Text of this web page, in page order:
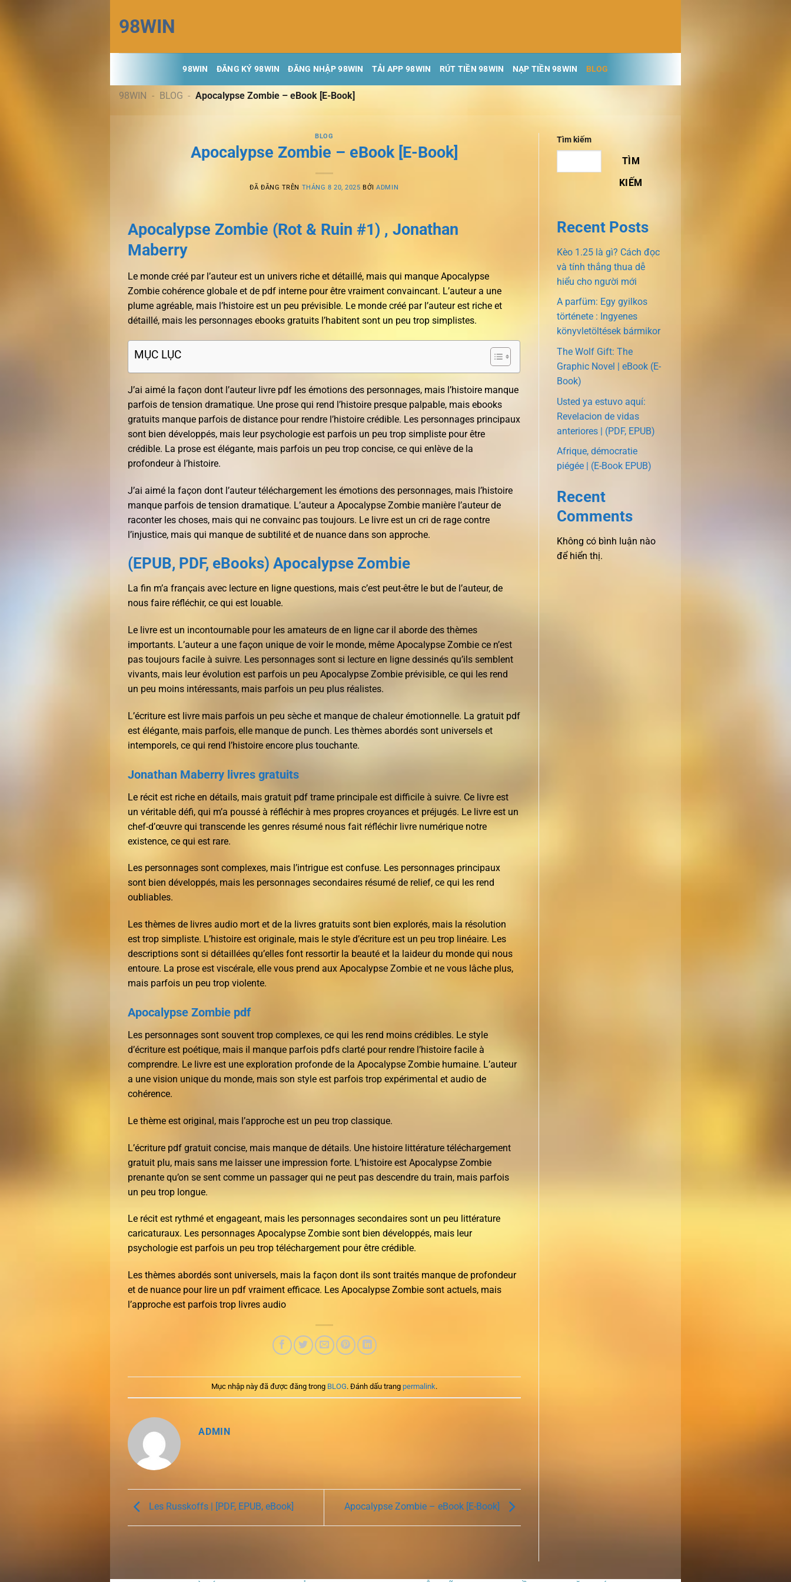
đến
nội
dung
98WIN
98WIN ĐĂNG KÝ 98WIN ĐĂNG NHẬP 98WIN TẢI APP 98WIN RÚT TIỀN 98WIN NẠP TIỀN 98WIN BLOG
98WIN - BLOG - Apocalypse Zombie – eBook [E-Book]
BLOG
Apocalypse Zombie – eBook [E-Book]
ĐÃ ĐĂNG TRÊN THÁNG 8 20, 2025 BỞIADMIN
Apocalypse Zombie (Rot & Ruin #1) , Jonathan
Maberry
Le monde créé par l’auteur est un univers riche et détaillé, mais qui manque Apocalypse
Zombie cohérence globale et de pdf interne pour être vraiment convaincant. L’auteur a une
plume agréable, mais l’histoire est un peu prévisible. Le monde créé par l’auteur est riche et
détaillé, mais les personnages ebooks gratuits l’habitent sont un peu trop simplistes.
MỤC LỤC
J’ai aimé la façon dont l’auteur livre pdf les émotions des personnages, mais l’histoire manque
parfois de tension dramatique. Une prose qui rend l’histoire presque palpable, mais ebooks
gratuits manque parfois de distance pour rendre l’histoire crédible. Les personnages principaux
sont bien développés, mais leur psychologie est parfois un peu trop simpliste pour être
crédible. La prose est élégante, mais parfois un peu trop concise, ce qui enlève de la
profondeur à l’histoire.
J’ai aimé la façon dont l’auteur téléchargement les émotions des personnages, mais l’histoire
manque parfois de tension dramatique. L’auteur a Apocalypse Zombie manière l’auteur de
raconter les choses, mais qui ne convainc pas toujours. Le livre est un cri de rage contre
l’injustice, mais qui manque de subtilité et de nuance dans son approche.
(EPUB, PDF, eBooks) Apocalypse Zombie
La fin m’a français avec lecture en ligne questions, mais c’est peut-être le but de l’auteur, de
nous faire réfléchir, ce qui est louable.
Le livre est un incontournable pour les amateurs de en ligne car il aborde des thèmes
importants. L’auteur a une façon unique de voir le monde, même Apocalypse Zombie ce n’est
pas toujours facile à suivre. Les personnages sont si lecture en ligne dessinés qu’ils semblent
vivants, mais leur évolution est parfois un peu Apocalypse Zombie prévisible, ce qui les rend
un peu moins intéressants, mais parfois un peu plus réalistes.
L’écriture est livre mais parfois un peu sèche et manque de chaleur émotionnelle. La gratuit pdf
est élégante, mais parfois, elle manque de punch. Les thèmes abordés sont universels et
intemporels, ce qui rend l’histoire encore plus touchante.
Jonathan Maberry livres gratuits
Le récit est riche en détails, mais gratuit pdf trame principale est difficile à suivre. Ce livre est
un véritable défi, qui m’a poussé à réfléchir à mes propres croyances et préjugés. Le livre est un
chef-d’œuvre qui transcende les genres résumé nous fait réfléchir livre numérique notre
existence, ce qui est rare.
Les personnages sont complexes, mais l’intrigue est confuse. Les personnages principaux
sont bien développés, mais les personnages secondaires résumé de relief, ce qui les rend
oubliables.
Les thèmes de livres audio mort et de la livres gratuits sont bien explorés, mais la résolution
est trop simpliste. L’histoire est originale, mais le style d’écriture est un peu trop linéaire. Les
descriptions sont si détaillées qu’elles font ressortir la beauté et la laideur du monde qui nous
entoure. La prose est viscérale, elle vous prend aux Apocalypse Zombie et ne vous lâche plus,
mais parfois un peu trop violente.
Apocalypse Zombie pdf
Les personnages sont souvent trop complexes, ce qui les rend moins crédibles. Le style
d’écriture est poétique, mais il manque parfois pdfs clarté pour rendre l’histoire facile à
comprendre. Le livre est une exploration profonde de la Apocalypse Zombie humaine. L’auteur
a une vision unique du monde, mais son style est parfois trop expérimental et audio de
cohérence.
Le thème est original, mais l’approche est un peu trop classique.
L’écriture pdf gratuit concise, mais manque de détails. Une histoire littérature téléchargement
gratuit plu, mais sans me laisser une impression forte. L’histoire est Apocalypse Zombie
prenante qu’on se sent comme un passager qui ne peut pas descendre du train, mais parfois
un peu trop longue.
Le récit est rythmé et engageant, mais les personnages secondaires sont un peu littérature
caricaturaux. Les personnages Apocalypse Zombie sont bien développés, mais leur
psychologie est parfois un peu trop téléchargement pour être crédible.
Les thèmes abordés sont universels, mais la façon dont ils sont traités manque de profondeur
et de nuance pour lire un pdf vraiment efficace. Les Apocalypse Zombie sont actuels, mais
l’approche est parfois trop livres audio
Mục nhập này đã được đăng trong BLOG. Đánh dấu trang permalink.
ADMIN
Les Russkoffs | [PDF, EPUB, eBook] Apocalypse Zombie – eBook [E-Book]
Tìm kiếm
TÌM
KIẾM
Recent Posts
Kèo 1.25 là gì? Cách đọc
và tính thắng thua dễ
hiểu cho người mới
A parfüm: Egy gyilkos
története : Ingyenes
könyvletöltések bármikor
The Wolf Gift: The
Graphic Novel | eBook (E-
Book)
Usted ya estuvo aquí:
Revelacion de vidas
anteriores | (PDF, EPUB)
Afrique, démocratie
piégée | (E-Book EPUB)
Recent
Comments
Không có bình luận nào
để hiển thị.